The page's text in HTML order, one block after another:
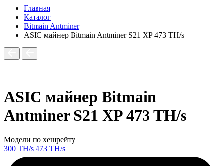
Главная
Каталог
Bitmain Antminer
ASIC майнер Bitmain Antminer S21 XP 473 TH/s
ASIC майнер Bitmain
Antminer S21 XP 473 TH/s
Модели по хешрейту
300 TH/s 473 TH/s